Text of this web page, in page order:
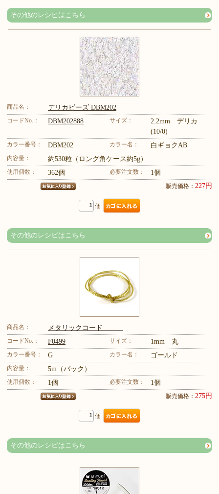
その他のレシピはこちら
商品名： デリカビーズ DBM202
コードNo.： DBM202888 サイズ：
2.2mm デリカ
(10/0)
カラー番号： DBM202 カラー名： 白ギョクAB
内容量： 約530粒（ロング角ケース約5g）
使用個数： 362個 必要注文数： 1個
販売価格： 227円
個
その他のレシピはこちら
商品名： メタリックコード
コードNo.： F0499 サイズ： 1mm 丸
カラー番号： G カラー名： ゴールド
内容量： 5m（パック）
使用個数： 1個 必要注文数： 1個
販売価格： 275円
個
その他のレシピはこちら